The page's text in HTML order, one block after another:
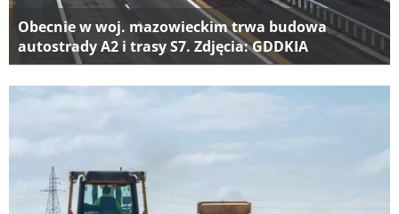
Obecnie w woj. mazowieckim trwa budowa
autostrady A2 i trasy S7. Zdjęcia: GDDKIA